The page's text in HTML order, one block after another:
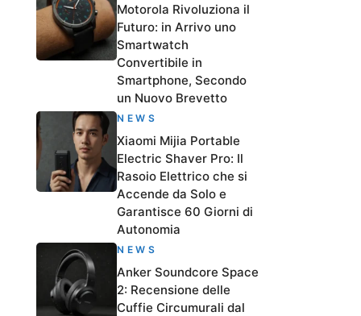
Motorola Rivoluziona il
Futuro: in Arrivo uno
Smartwatch
Convertibile in
Smartphone, Secondo
un Nuovo Brevetto
NEWS
Xiaomi Mijia Portable
Electric Shaver Pro: Il
Rasoio Elettrico che si
Accende da Solo e
Garantisce 60 Giorni di
Autonomia
NEWS
Anker Soundcore Space
2: Recensione delle
Cuffie Circumurali dal